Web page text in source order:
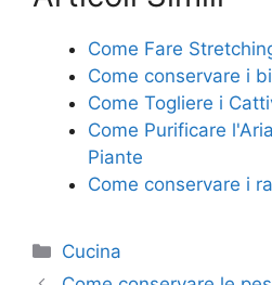
Come Fare
Come conservare i
Come Togliere i
Come Purificare
Piante
Come conservare i
Categorie
Cucina